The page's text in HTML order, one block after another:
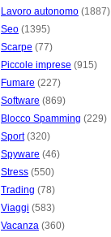
Lavoro autonomo (1887)
Seo (1395)
Scarpe (77)
Piccole imprese (915)
Fumare (227)
Software (869)
Blocco Spamming (229)
Sport(320)
Spyware (46)
Stress (550)
Trading (78)
Viaggi (583)
Vacanza (360)